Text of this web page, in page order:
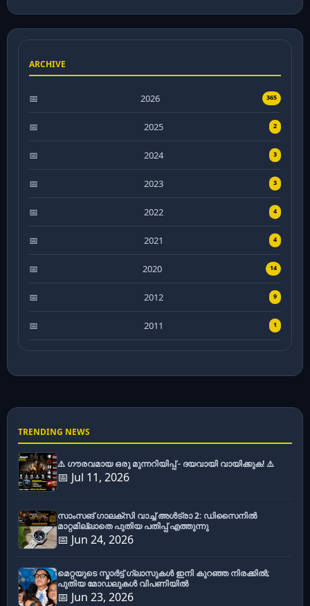
TRENDING NEWS
⚠️ ഗൗരവമായ ഒരു മുന്നറിയിപ്പ് - ദയവായി വായിക്കുക! ⚠️
📅 Jul 11, 2026
സാംസങ് ഗാലക്സി വാച്ച് അൾട്രാ 2: ഡിസൈനിൽ
മാറ്റമില്ലാതെ പുതിയ പതിപ്പ് എത്തുന്നു
📅 Jun 24, 2026
മെറ്റയുടെ സ്മാർട്ട് ഗ്ലാസുകൾ ഇനി കുറഞ്ഞ നിരക്കിൽ;
പുതിയ മോഡലുകൾ വിപണിയിൽ
📅 Jun 23, 2026
ARCHIVE
2026 365
2025 2
2024 3
2023 3
2022 4
2021 4
2020 14
2012 9
2011 1